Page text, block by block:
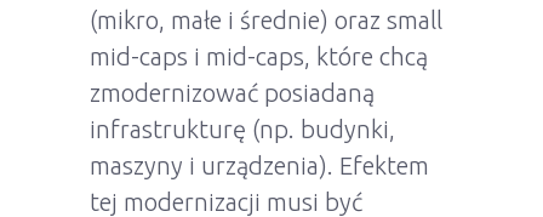
(mikro, małe i średnie) oraz small
mid-caps i mid-caps, które chcą
zmodernizować posiadaną
infrastrukturę (np. budynki,
maszyny i urządzenia). Efektem
tej modernizacji musi być